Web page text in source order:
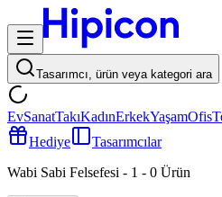
Tasarımcı, ürün veya kategori ara
EvSanatTakıKadınErkekYaşamOfis
Hediye
Tasarımcılar
Wabi Sabi Felsefesi - 1 - 0 Ürün